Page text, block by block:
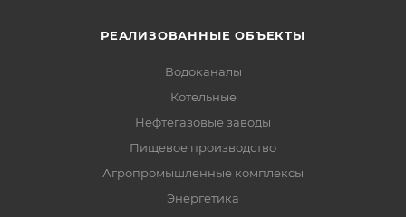
РЕАЛИЗОВАННЫЕ ОБЪЕКТЫ
Водоканалы
Котельные
Нефтегазовые заводы
Пищевое производство
Агропромышленные комплексы
Энергетика